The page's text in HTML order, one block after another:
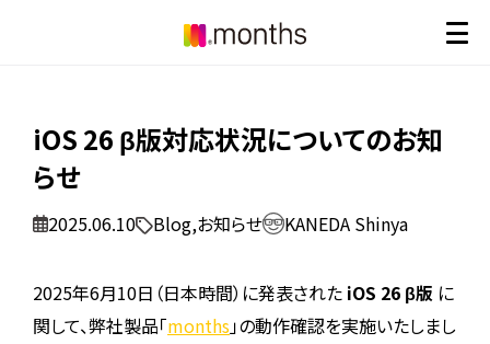
iOS 26 β版対応状況についてのお知
らせ
2025.06.10 Blog,お知らせ KANEDA Shinya
2025年6月10日（日本時間）に発表された iOS 26 β版 に
関して、弊社製品「months」の動作確認を実施いたしまし